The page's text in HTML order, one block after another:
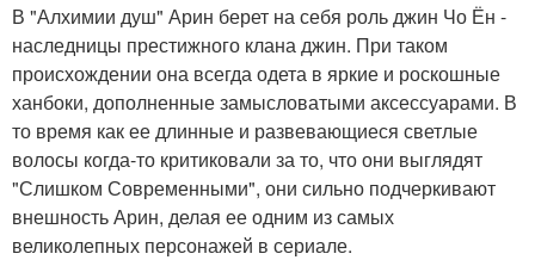
В "Алхимии душ" Арин берет на себя роль джин Чо Ён -
наследницы престижного клана джин. При таком
происхождении она всегда одета в яркие и роскошные
ханбоки, дополненные замысловатыми аксессуарами. В
то время как ее длинные и развевающиеся светлые
волосы когда-то критиковали за то, что они выглядят
"Слишком Современными", они сильно подчеркивают
внешность Арин, делая ее одним из самых
великолепных персонажей в сериале.